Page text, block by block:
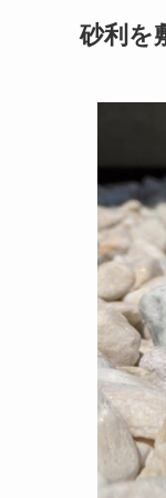
砂利を